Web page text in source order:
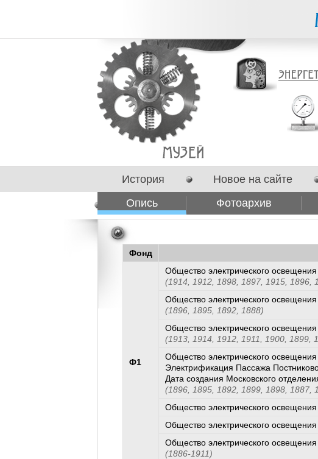
История Новое на сайте
Опись
Фотоархив
Сотрудничество
Фонд
Ф1
Общество электрического освещения
(1914, 1912, 1898, 1897, 1915, 1896,
Общество электрического освещения
(1896, 1895, 1892, 1888)
Общество электрического освещения
(1913, 1914, 1912, 1911, 1900, 1899,
Общество электрического освещения
Электрификация Пассажа
Дата создания Московского
(1896, 1895, 1892, 1899, 1898, 1887,
Общество электрического освещения
Общество электрического освещения
Общество электрического освещения
(1886-1911)